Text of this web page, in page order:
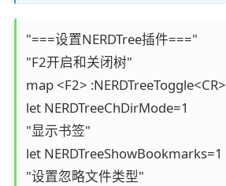
"===设置NERDTree插件==="
"F2开启和关闭树"
map <F2> :NERDTreeToggle<CR>
let NERDTreeChDirMode=1
"显示书签"
let NERDTreeShowBookmarks=1
"设置忽略文件类型"